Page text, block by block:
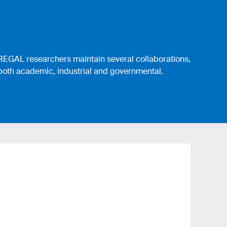
researchers maintain several collaborations,
academic, industrial and governmental.